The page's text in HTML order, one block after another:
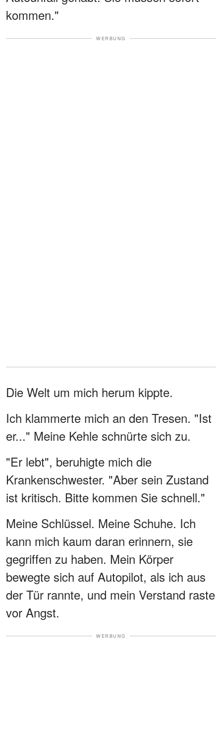
kommen."
WERBUNG
Die Welt um mich herum kippte.
Ich klammerte mich an den Tresen. "Ist
er..." Meine Kehle schnürte sich zu.
"Er lebt", beruhigte mich die
Krankenschwester. "Aber sein Zustand
ist kritisch. Bitte kommen Sie schnell."
Meine Schlüssel. Meine Schuhe. Ich
kann mich kaum daran erinnern, sie
gegriffen zu haben. Mein Körper
bewegte sich auf Autopilot, als ich aus
der Tür rannte, und mein Verstand raste
vor Angst.
WERBUNG